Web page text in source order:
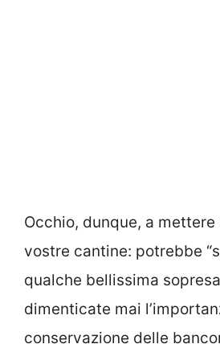
Occhio, dunque, a mettere
vostre cantine: potrebbe
qualche bellissima
dimenticate mai
conservazione delle